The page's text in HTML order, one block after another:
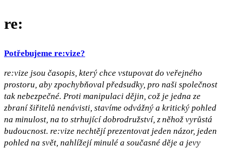
re:
Potřebujeme re:vize?
re:vize jsou časopis, který chce vstupovat do veřejného
prostoru, aby zpochybňoval předsudky, pro naši společnost
tak nebezpečné. Proti manipulaci dějin, což je jedna ze
zbraní šiřitelů nenávisti, stavíme odvážný a kritický pohled
na minulost, na to strhující dobrodružství, z něhož vyrůstá
budoucnost. re:vize nechtějí prezentovat jeden názor, jeden
pohled na svět, nahlížejí minulé a současné děje a jevy